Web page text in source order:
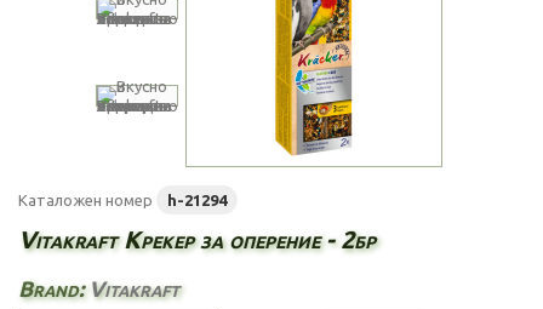
Каталожен номер h-21294
Vitakraft Крекер за оперение - 2бр
Brand: Vitakraft